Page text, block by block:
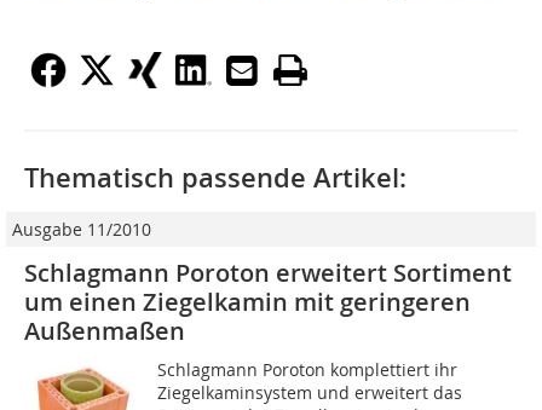
Thematisch passende Artikel:
Ausgabe 11/2010
Schlagmann Poroton erweitert Sortiment
um einen Ziegelkamin mit geringeren
Außenmaßen
Schlagmann Poroton komplettiert ihr
Ziegelkaminsystem und erweitert das